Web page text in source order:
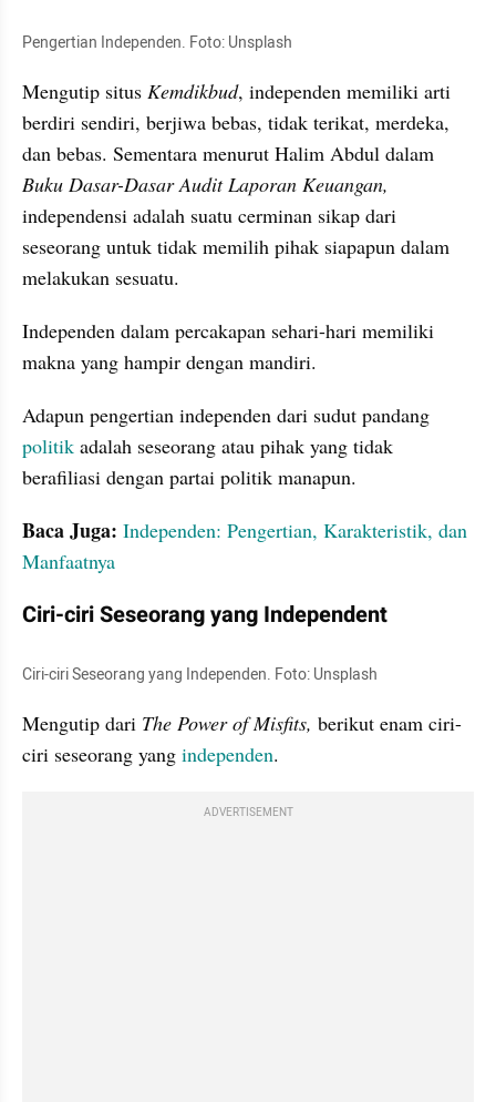
Pengertian Independen. Foto: Unsplash
Mengutip situs Kemdikbud, independen memiliki arti
berdiri sendiri, berjiwa bebas, tidak terikat, merdeka,
independensi adalah suatu cerminan sikap dari
seseorang untuk tidak memilih pihak siapapun dalam
melakukan sesuatu.
Independen dalam percakapan sehari-hari memiliki
makna yang hampir dengan mandiri.
politik adalah seseorang atau pihak yang tidak
berafiliasi dengan partai politik manapun.
Baca Juga: Independen: Pengertian, Karakteristik, dan
Manfaatnya
Ciri-ciri Seseorang yang Independent
Ciri-ciri Seseorang yang Independen. Foto: Unsplash
Mengutip dari The Power of Misfits, berikut enam ciri-
ciri seseorang yang independen.
ADVERTISEMENT